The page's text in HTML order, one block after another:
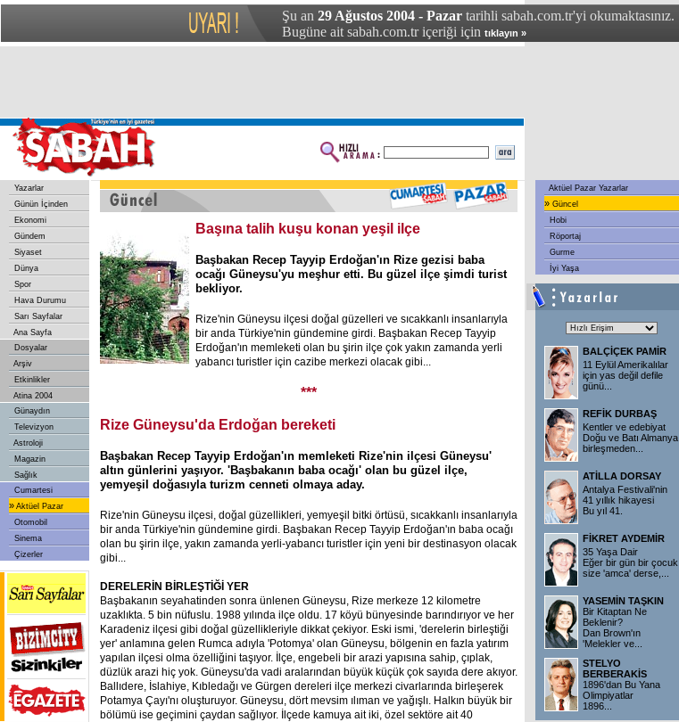
Şu an 29 Ağustos 2004 - Pazar tarihli sabah.com.tr'yi okumaktasınız.
Bugüne ait sabah.com.tr içeriği için tıklayın »
Yazarlar
Günün İçinden
Ekonomi
Gündem
Siyaset
Dünya
Spor
Hava Durumu
Sarı Sayfalar
Ana Sayfa
Dosyalar
Arşiv
Etkinlikler
Atina 2004
Günaydın
Televizyon
Astroloji
Magazin
Sağlık
Cumartesi
» Aktüel Pazar
Otomobil
Sinema
Çizerler
Başına talih kuşu konan yeşil ilçe
Başbakan Recep Tayyip Erdoğan'ın Rize gezisi baba
ocağı Güneysu'yu meşhur etti. Bu güzel ilçe şimdi turist
bekliyor.
Rize'nin Güneysu ilçesi doğal güzelleri ve sıcakkanlı insanlarıyla
bir anda Türkiye'nin gündemine girdi. Başbakan Recep Tayyip
Erdoğan'ın memleketi olan bu şirin ilçe çok yakın zamanda yerli
yabancı turistler için cazibe merkezi olacak gibi...
***
Rize Güneysu'da Erdoğan bereketi
Başbakan Recep Tayyip Erdoğan'ın memleketi Rize'nin ilçesi Güneysu'
altın günlerini yaşıyor. 'Başbakanın baba ocağı' olan bu güzel ilçe,
yemyeşil doğasıyla turizm cenneti olmaya aday.
Rize'nin Güneysu ilçesi, doğal güzellikleri, yemyeşil bitki örtüsü, sıcakkanlı insanlarıyla
bir anda Türkiye'nin gündemine girdi. Başbakan Recep Tayyip Erdoğan'ın baba ocağı
olan bu şirin ilçe, yakın zamanda yerli-yabancı turistler için yeni bir destinasyon olacak
gibi...
DERELERİN BİRLEŞTİĞİ YER
Başbakanın seyahatinden sonra ünlenen Güneysu, Rize merkeze 12 kilometre
uzaklıkta. 5 bin nüfuslu. 1988 yılında ilçe oldu. 17 köyü bünyesinde barındırıyor ve her
Karadeniz ilçesi gibi doğal güzellikleriyle dikkat çekiyor. Eski ismi, 'derelerin birleştiği
yer' anlamına gelen Rumca adıyla 'Potomya' olan Güneysu, bölgenin en fazla yatırım
yapılan ilçesi olma özelliğini taşıyor. İlçe, engebeli bir arazi yapısına sahip, çıplak,
düzlük arazi hiç yok. Güneysu'da vadi aralarından büyük küçük çok sayıda dere akıyor.
Ballıdere, İslahiye, Kıbledağı ve Gürgen dereleri ilçe merkezi civarlarında birleşerek
Potamya Çayı'nı oluşturuyor. Güneysu, dört mevsim ılıman ve yağışlı. Halkın büyük bir
bölümü ise geçimini çaydan sağlıyor. İlçede kamuya ait iki, özel sektöre ait 40
Aktüel Pazar Yazarlar
» Güncel
Hobi
Röportaj
Gurme
İyi Yaşa
BALÇİÇEK PAMİR
11 Eylül Amerikalılar
için yas değil defile
günü
REFİK DURBAŞ
Kentler ve edebiyat
Doğu ve Batı Almanya
birleşmeden
ATİLLA DORSAY
Antalya Festivali'nin
41 yıllık hikayesi
Bu yıl 41.
FİKRET AYDEMİR
35 Yaşa Dair
Eğer bir gün bir çocuk
size 'amca' derse,
YASEMİN TAŞKIN
Bir Kitaptan Ne
Beklenir?
Dan Brown'ın
'Melekler ve
STELYO
BERBERAKİS
1896'dan Bu Yana
Olimpiyatlar
1896